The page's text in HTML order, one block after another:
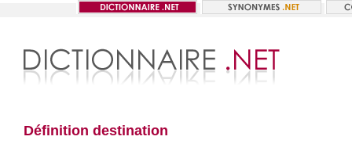
Définition destination